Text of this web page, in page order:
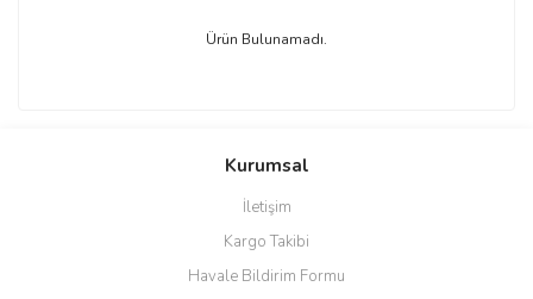
Ürün Bulunamadı.
Kurumsal
İletişim
Kargo Takibi
Havale Bildirim Formu